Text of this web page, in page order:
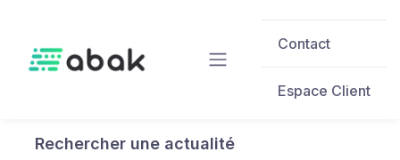
Contact
Espace Client
Rechercher une actualité